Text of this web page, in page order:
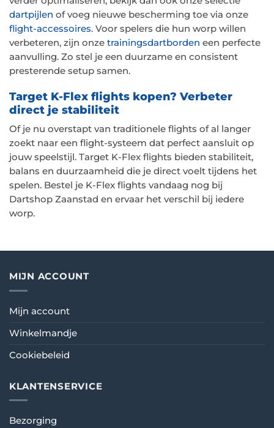
dartpijlen of voeg nieuwe bescherming toe via onze
flight-accessoires. Voor spelers die hun worp willen
verbeteren, zijn onze trainingsdartborden een perfecte
aanvulling. Zo stel je een duurzame en consistent
presterende setup samen.
Target K-Flex flights kopen? Verbeter
direct je stabiliteit
Of je nu overstapt van traditionele flights of al langer
zoekt naar een flight-systeem dat perfect aansluit op
jouw speelstijl. Target K-Flex flights bieden stabiliteit,
balans en duurzaamheid die je direct voelt tijdens het
spelen. Bestel je K-Flex flights vandaag nog bij
Dartshop Zaanstad en ervaar het verschil bij iedere
worp.
MIJN ACCOUNT
Mijn account
Winkelmandje
Cookiebeleid
KLANTENSERVICE
Bezorging